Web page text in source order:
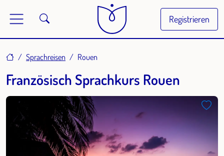
Registrieren
HomeSprachreisen Rouen
Französisch Sprachkurs Rouen